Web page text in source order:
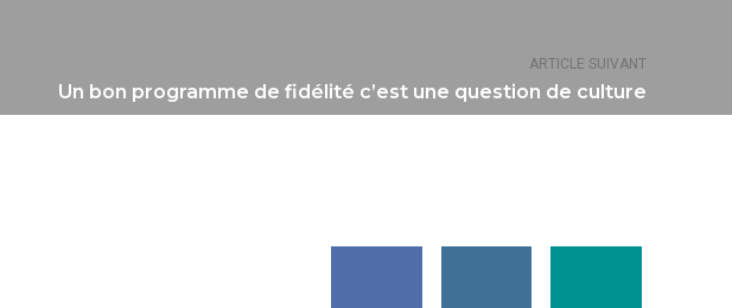
ARTICLE SUIVANT
Un bon programme de fidélité c’est une question de culture